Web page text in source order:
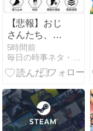
【悲報】おじ
さんたち、片
足立ちのまま
靴下を履けな
くなる・・・
5時間前